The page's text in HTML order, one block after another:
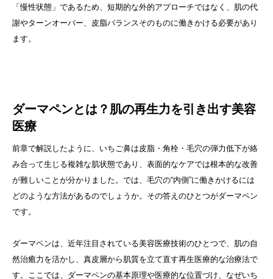
「慢性状態」であるため、短期的な外的アプローチではなく、肌の代
謝やターンオーバー、皮脂バランスそのものに働きかける必要があり
ます。
ダーマペンとは？肌の再生力を引き出す美容
医療
前章で解説したように、いちご鼻は皮脂・角栓・毛穴の弾力低下が絡
み合って生じる複雑な肌状態であり、表面的なケアでは根本的な改善
が難しいことが分かりました。では、毛穴の“内側”に働きかけるには
どのような方法があるのでしょうか。その答えのひとつがダーマペン
です。
ダーマペンは、近年注目されている美容医療技術のひとつで、肌の自
然治癒力を活かし、真皮層から肌質を立て直す再生医療的な治療法で
す。ここでは、ダーマペンの基本原理や医療的な位置づけ、なぜいち